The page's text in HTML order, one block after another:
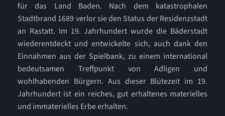
für das Land Baden. Nach dem katastrophalen
Stadtbrand 1689 verlor sie den Status der Residenzstadt
an Rastatt. Im 19. Jahrhundert wurde die Bäderstadt
wiederentdeckt und entwickelte sich, auch dank den
Einnahmen aus der Spielbank, zu einem international
bedeutsamen Treffpunkt von Adligen und
wohlhabenden Bürgern. Aus dieser Blütezeit im 19.
Jahrhundert ist ein reiches, gut erhaltenes materielles
und immaterielles Erbe erhalten.